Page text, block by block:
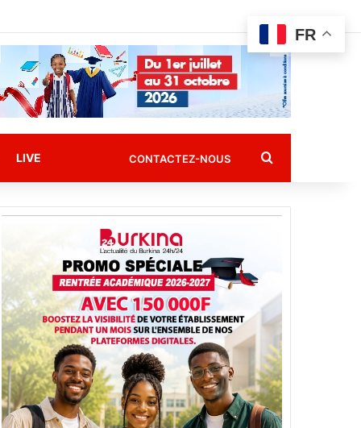
LIVE CONTACTEZ-NOUS Rechercher
FR